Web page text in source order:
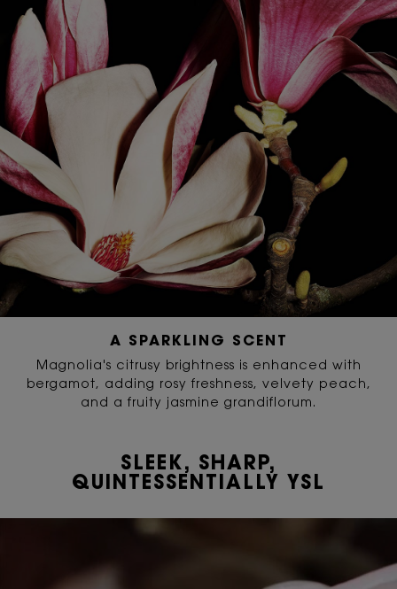
A SPARKLING SCENT
Magnolia's citrusy brightness is enhanced with
bergamot, adding rosy freshness, velvety peach,
and a fruity jasmine grandiflorum.
SLEEK, SHARP,
QUINTESSENTIALLY YSL